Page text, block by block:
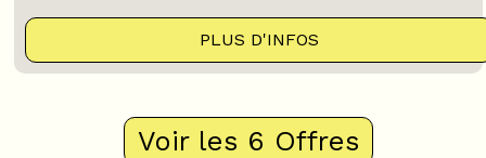
PLUS D'INFOS
Voir les 6 Offres